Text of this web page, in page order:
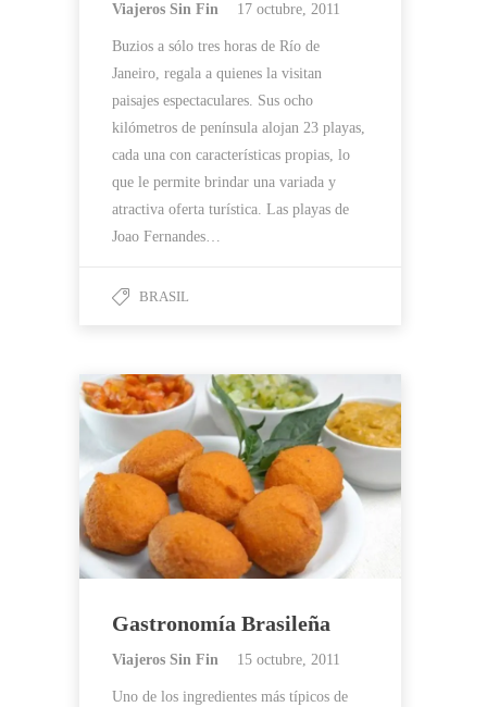
Viajeros Sin Fin 17 octubre, 2011
Buzios a sólo tres horas de Río de
Janeiro, regala a quienes la visitan
paisajes espectaculares. Sus ocho
kilómetros de península alojan 23 playas,
cada una con características propias, lo
que le permite brindar una variada y
atractiva oferta turística. Las playas de
Joao Fernandes…
BRASIL
Gastronomía Brasileña
Viajeros Sin Fin 15 octubre, 2011
Uno de los ingredientes más típicos de